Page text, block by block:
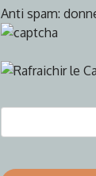
Anti spam: